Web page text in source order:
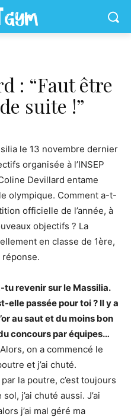
: “Faut être
suite !”
le 13 novembre dernier
organisée à l’INSEP
Devillard entame
olympique. Comment a-t-
officielle de l’année, à
objectifs ? La
en classe de 1ère,
tu revenir sur le Massilia.
elle passée pour toi ? Il y a
au saut et du moins bon
concours par équipes…
on a commencé le
et j’ai chuté.
la poutre, c’est toujours
j’ai chuté aussi. J’ai
j’ai mal géré ma